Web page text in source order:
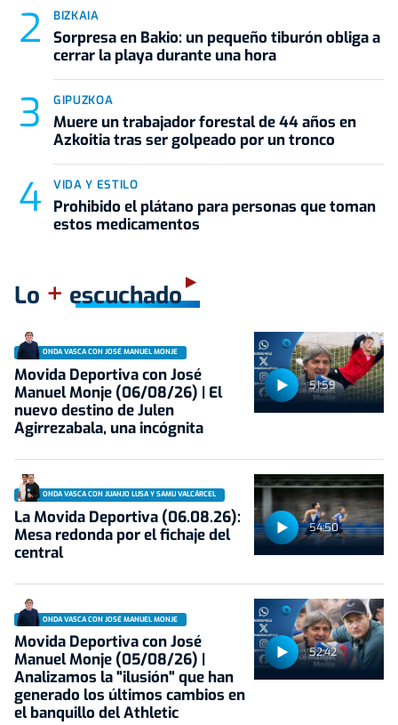
BIZKAIA
Sorpresa en Bakio: un pequeño tiburón obliga a
cerrar la playa durante una hora
GIPUZKOA
Muere un trabajador forestal de 44 años en
Azkoitia tras ser golpeado por un tronco
VIDA Y ESTILO
Prohibido el plátano para personas que toman
estos medicamentos
Lo + escuchado
51:59
ONDA VASCA CON JOSÉ MANUEL MONJE
Movida Deportiva con José
Manuel Monje (06/08/26) | El
nuevo destino de Julen
Agirrezabala, una incógnita
54:50
ONDA VASCA CON JUANJO LUSA Y SAMU VALCÁRCEL
La Movida Deportiva (06.08.26):
Mesa redonda por el fichaje del
central
52:42
ONDA VASCA CON JOSÉ MANUEL MONJE
Movida Deportiva con José
Manuel Monje (05/08/26) |
Analizamos la "ilusión" que han
generado los últimos cambios en
el banquillo del Athletic